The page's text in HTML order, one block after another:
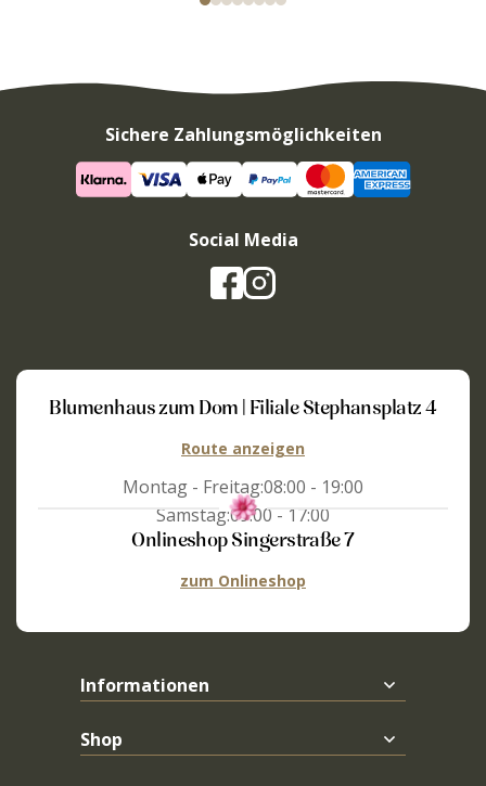
gewählt
werden
Sichere Zahlungsmöglichkeiten
Social Media
Blumenhaus zum Dom | Filiale Stephansplatz 4
Route anzeigen
Montag - Freitag:08:00 - 19:00
Samstag:09:00 - 17:00
Onlineshop Singerstraße 7
zum Onlineshop
Informationen
Shop